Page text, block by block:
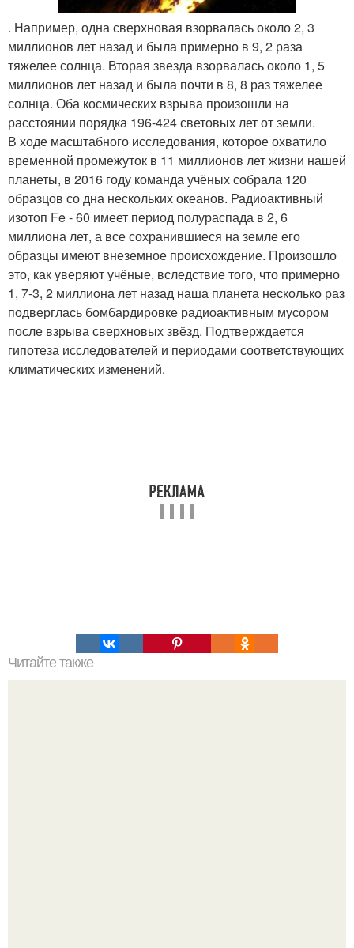
. Например, одна сверхновая взорвалась около 2, 3
миллионов лет назад и была примерно в 9, 2 раза
тяжелее солнца. Вторая звезда взорвалась около 1, 5
миллионов лет назад и была почти в 8, 8 раз тяжелее
солнца. Оба космических взрыва произошли на
расстоянии порядка 196-424 световых лет от земли.
В ходе масштабного исследования, которое охватило
временной промежуток в 11 миллионов лет жизни нашей
планеты, в 2016 году команда учёных собрала 120
образцов со дна нескольких океанов. Радиоактивный
изотоп Fe - 60 имеет период полураспада в 2, 6
миллиона лет, а все сохранившиеся на земле его
образцы имеют внеземное происхождение. Произошло
это, как уверяют учёные, вследствие того, что примерно
1, 7-3, 2 миллиона лет назад наша планета несколько раз
подверглась бомбардировке радиоактивным мусором
после взрыва сверхновых звёзд. Подтверждается
гипотеза исследователей и периодами соответствующих
климатических изменений.
Читайте также